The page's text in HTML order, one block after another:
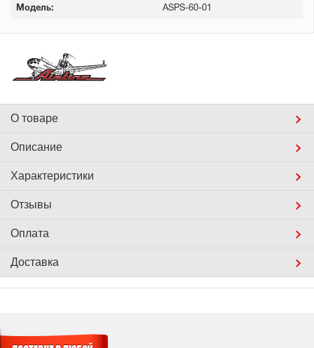
Модель: ASPS-60-01
О товаре
Описание
Характеристики
Отзывы
Оплата
Доставка